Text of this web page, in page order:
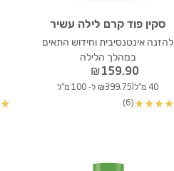
סקין פוד קרם לילה עשיר
להזנה אינטנסיבית וחידוש התאים
במהלך הלילה
₪159.90
40 מ"ל | ₪399.75 ל- 100 מ"ל
★
★
★
★
(6)
★